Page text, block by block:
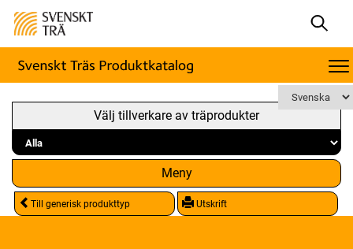
Välj tillverkare av träprodukter
Meny
Till generisk produkttyp Utskrift